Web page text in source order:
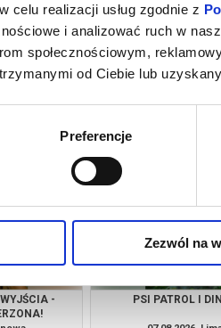
celu realizacji usług zgodnie z
i analizować ruch w
społecznościowym,
od Ciebie lub
Preferencje
Zezwól na
kup bilet
MINIONKI I
-
PSI PATROL I